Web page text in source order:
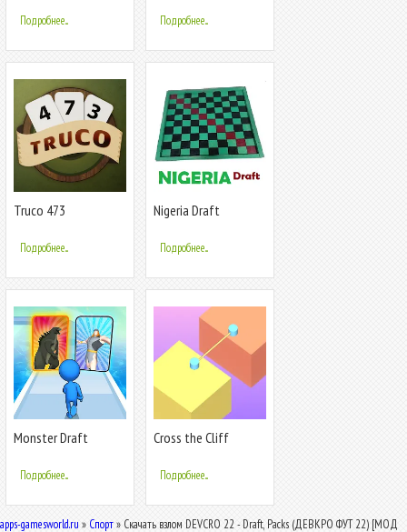
Подробнее... Подробнее...
Truco 473
Подробнее...
Nigeria Draft
Подробнее...
Monster Draft
Подробнее...
Cross the Cliff
Подробнее...
apps-gamesworld.ru » Спорт» Скачать взлом DEVCRO 22 - Draft, Packs (ДЕВКРО ФУТ 22) [МОД